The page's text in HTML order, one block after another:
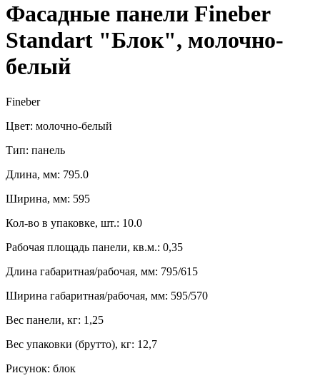
Фасадные панели Fineber
Standart "Блок", молочно-
белый
Fineber
Цвет: молочно-белый
Тип: панель
Длина, мм: 795.0
Ширина, мм: 595
Кол-во в упаковке, шт.: 10.0
Рабочая площадь панели, кв.м.: 0,35
Длина габаритная/рабочая, мм: 795/615
Ширина габаритная/рабочая, мм: 595/570
Вес панели, кг: 1,25
Вес упаковки (брутто), кг: 12,7
Рисунок: блок